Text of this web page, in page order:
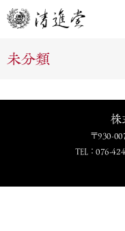
未分類
株
〒930-
TEL：076-